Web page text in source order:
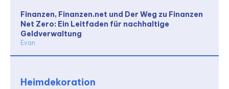
Finanzen, Finanzen.net und Der Weg zu Finanzen
Net Zero: Ein Leitfaden für nachhaltige
Geldverwaltung
Evan
Heimdekoration